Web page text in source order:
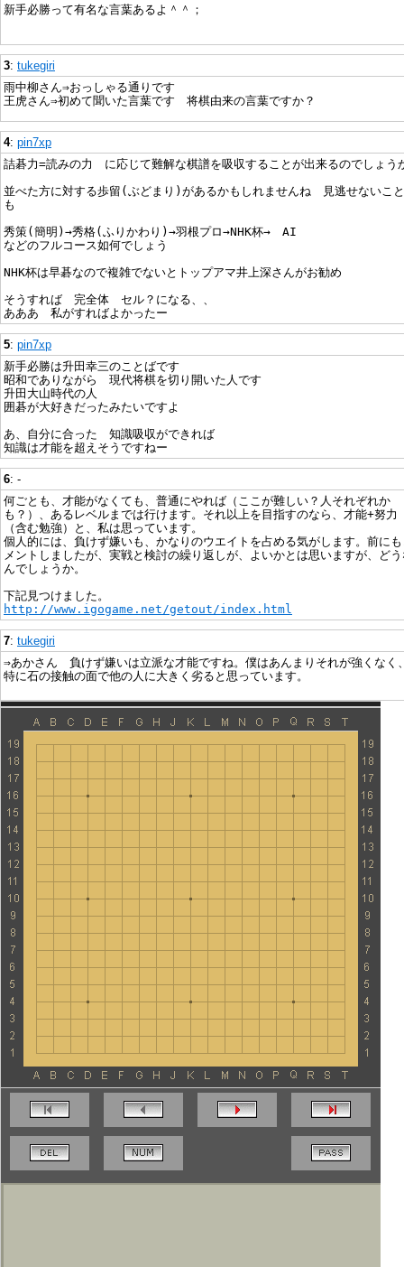
新手必勝って有名な言葉あるよ＾＾；
3: tukegiri
雨中柳さん⇒おっしゃる通りです
王虎さん⇒初めて聞いた言葉です 将棋由来の言葉ですか？
4: pin7xp
詰碁力=読みの力 に応じて難解な棋譜を吸収することが出来るのでしょう
並べた方に対する歩留(ぶどまり)があるかもしれませんね 見逃せないこ
も
秀策(簡明)→秀格(ふりかわり)→羽根プロ→NHK杯→ AI
などのフルコース如何でしょう
NHK杯は早碁なので複雑でないとトップアマ井上深さんがお勧め
そうすれば 完全体 セル？になる、、
あああ 私がすればよかったー
5: pin7xp
新手必勝は升田幸三のことばです
昭和でありながら 現代将棋を切り開いた人です
升田大山時代の人
囲碁が大好きだったみたいですよ
あ、自分に合った 知識吸収ができれば
知識は才能を超えそうですねー
6: -
何ごとも、才能がなくても、普通にやれば（ここが難しい？人それぞれか
も？）、あるレベルまでは行けます。それ以上を目指すのなら、才能+努力
（含む勉強）と、私は思っています。
個人的には、負けず嫌いも、かなりのウエイトを占める気がします。前に
メントしましたが、実戦と検討の繰り返しが、よいかとは思いますが、ど
んでしょうか。
下記見つけました。
http://www.igogame.net/getout/index.html
7: tukegiri
⇒あかさん 負けず嫌いは立派な才能ですね。僕はあんまりそれが強くなく
特に石の接触の面で他の人に大きく劣ると思っています。